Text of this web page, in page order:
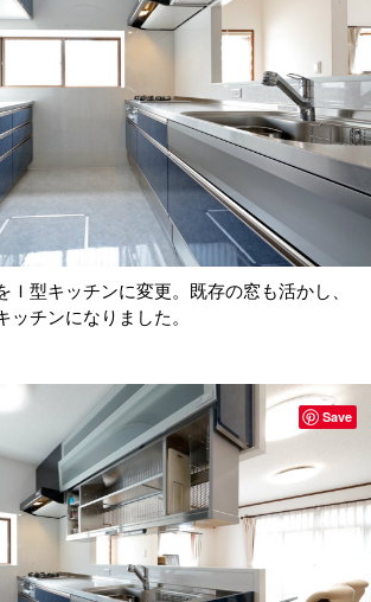
Ｉ型キッチンに変更。既存の窓も活かし、
ッチンになりました。
Save